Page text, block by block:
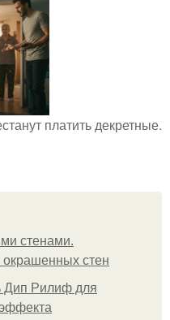
платить декретные.
стенами.
окрашенных стен
Дип Рилиф для